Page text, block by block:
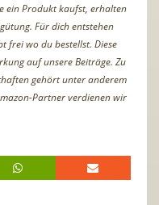
ein Produkt kaufst, erhalten
Für dich entstehen
frei wo du bestellst. Diese
auf unsere Beiträge. Zu
gehört unter anderem
Partner verdienen wir